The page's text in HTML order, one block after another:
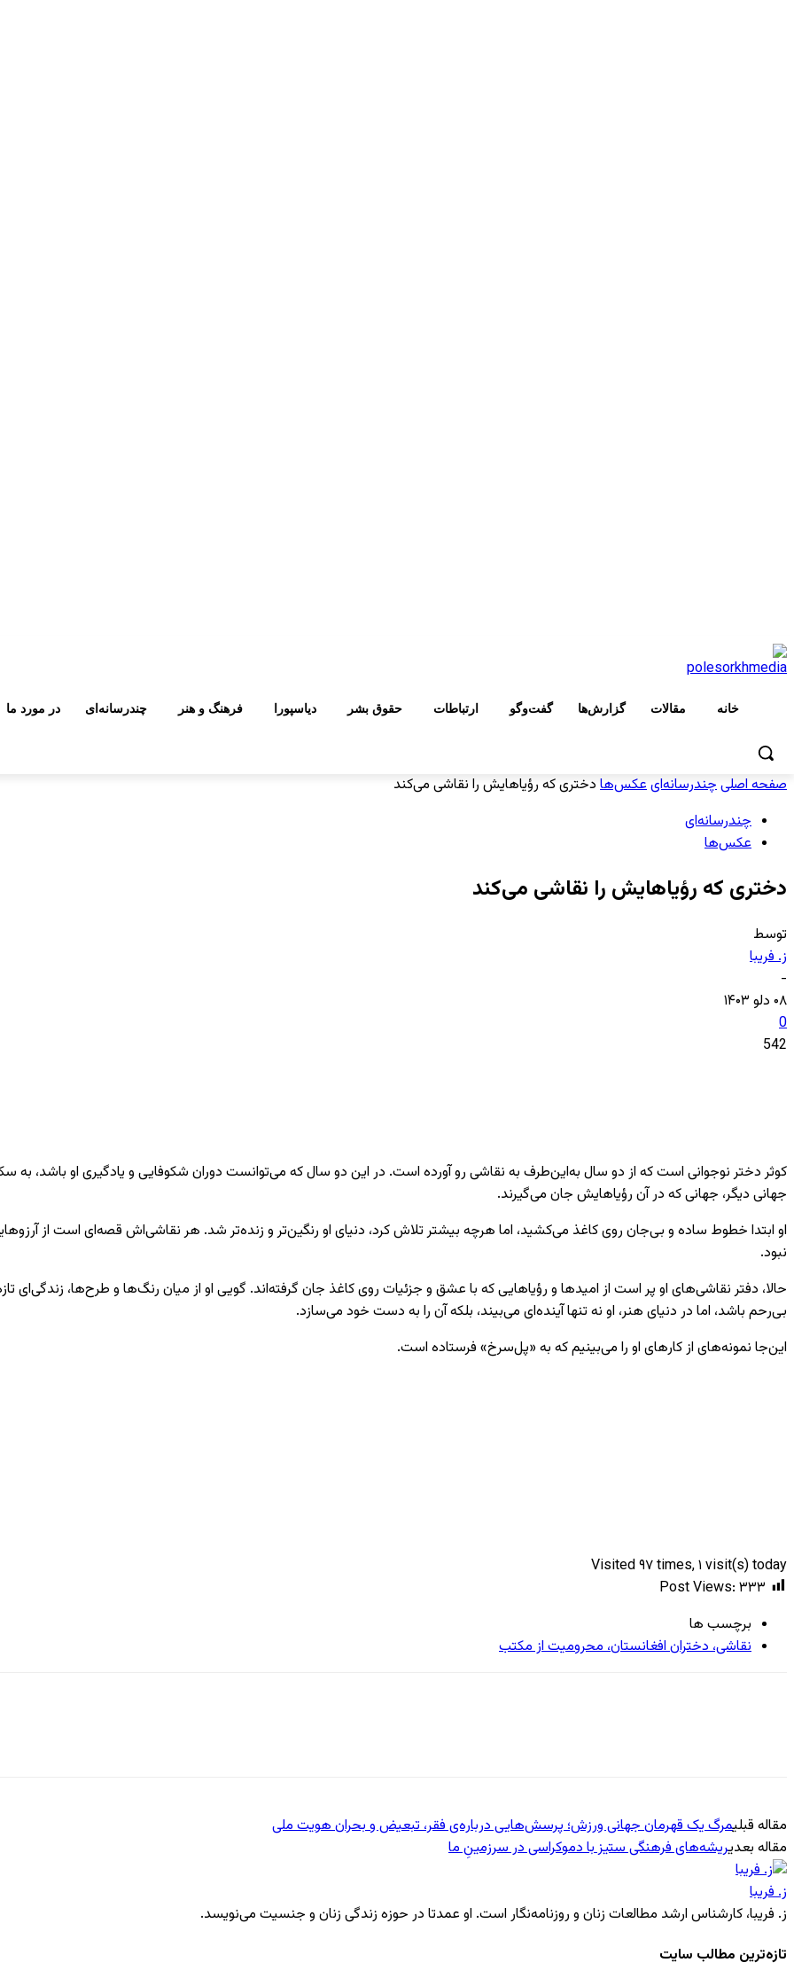
خانه مقالات گزارش‌ها گفت‌وگو ارتباطات حقوق بشر دیاسپورا فرهنگ و هنر چندرسانه‌ای در مورد ما
صفحه اصلیچندرسانه‌ایعکس‌ها دختری که رؤیاهایش را نقاشی می‌کند
چندرسانه‌ای
عکس‌ها
دختری که رؤیاهایش را نقاشی می‌کند
توسط
ز. فریبا
-
۰۸ دلو ۱۴۰۳
0
542
کوثر دختر نوجوانی است که از دو سال به‌این‌طرف به نقاشی رو‌ آورده است. در این دو سال که می‌توانست دوران شکوفایی و یادگیری او
جهانی دیگر، جهانی که در آن رؤیاهایش جان می‌گیرند.
او ابتدا خطوط ساده و بی‌جان روی کاغذ می‌کشید، اما هرچه بیشتر تلاش کرد، دنیای او رنگین‌تر و زنده‌تر شد. هر نقاشی‌اش قصه‌ای است از
نبود.
حالا، دفتر نقاشی‌های او پر است از امیدها و رؤیاهایی که با عشق و جزئیات روی کاغذ جان گرفته‌اند. گویی او از میان رنگ‌ها و طرح‌ها، زندگی‌ای
بی‌رحم باشد، اما در دنیای هنر، او نه تنها آینده‌ای می‌بیند، بلکه آن را به دست خود می‌سازد.
این‌جا نمونه‌های از کارهای او را می‌بینیم که به «پل‌سرخ» فرستاده است.
Visited ۹۷ times, ۱ visit(s) today
Post Views: ۳۳۳
برچسب ها
نقاشی، دختران افغانستان، محرومیت از مکتب
مقاله قبلیمرگ یک قهرمان جهانی ورزش؛ پرسش‌هایی درباره‌ی فقر، تبعیض و بحران هویت ملی
مقاله بعدیریشه‌های فرهنگی ستیز با دموکراسی در سرزمینِ ما
ز. فریبا
ز. فریبا، کارشناس ارشد مطالعات زنان و روزنامه‌نگار است. او‌ عمدتا در حوزه زندگی زنان و جنسیت می‌نویسد.
تازه‌ترین مطالب سایت